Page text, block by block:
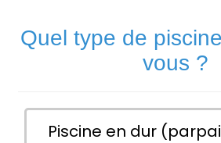
Quel type de
vous ?
Piscine en dur